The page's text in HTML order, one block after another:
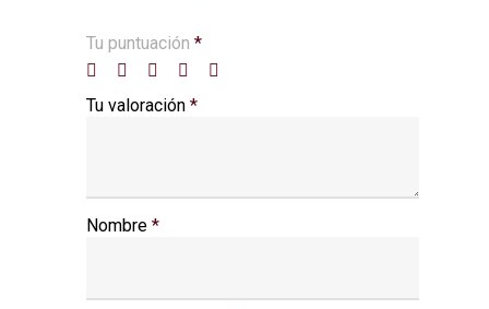
Tu puntuación *
Tu valoración *
Nombre *